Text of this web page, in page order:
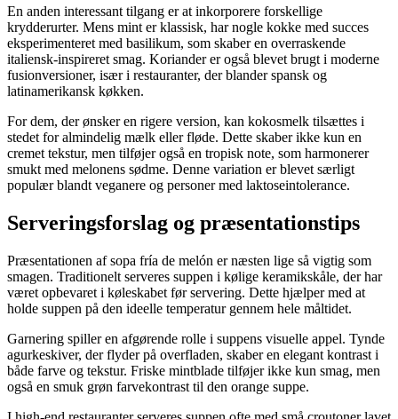
En anden interessant tilgang er at inkorporere forskellige
krydderurter. Mens mint er klassisk, har nogle kokke med succes
eksperimenteret med basilikum, som skaber en overraskende
italiensk-inspireret smag. Koriander er også blevet brugt i moderne
fusionversioner, især i restauranter, der blander spansk og
latinamerikansk køkken.
For dem, der ønsker en rigere version, kan kokosmelk tilsættes i
stedet for almindelig mælk eller fløde. Dette skaber ikke kun en
cremet tekstur, men tilføjer også en tropisk note, som harmonerer
smukt med melonens sødme. Denne variation er blevet særligt
populær blandt veganere og personer med laktoseintolerance.
Serveringsforslag og præsentationstips
Præsentationen af sopa fría de melón er næsten lige så vigtig som
smagen. Traditionelt serveres suppen i kølige keramikskåle, der har
været opbevaret i køleskabet før servering. Dette hjælper med at
holde suppen på den ideelle temperatur gennem hele måltidet.
Garnering spiller en afgørende rolle i suppens visuelle appel. Tynde
agurkeskiver, der flyder på overfladen, skaber en elegant kontrast i
både farve og tekstur. Friske mintblade tilføjer ikke kun smag, men
også en smuk grøn farvekontrast til den orange suppe.